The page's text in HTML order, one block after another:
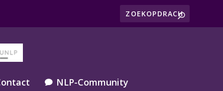
 NLP-Community